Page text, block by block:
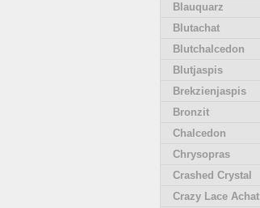
Blauquarz
Blutachat
Blutchalcedon
Blutjaspis
Brekzienjaspis
Bronzit
Chalcedon
Chrysopras
Crashed Crystal
Crazy Lace Achat